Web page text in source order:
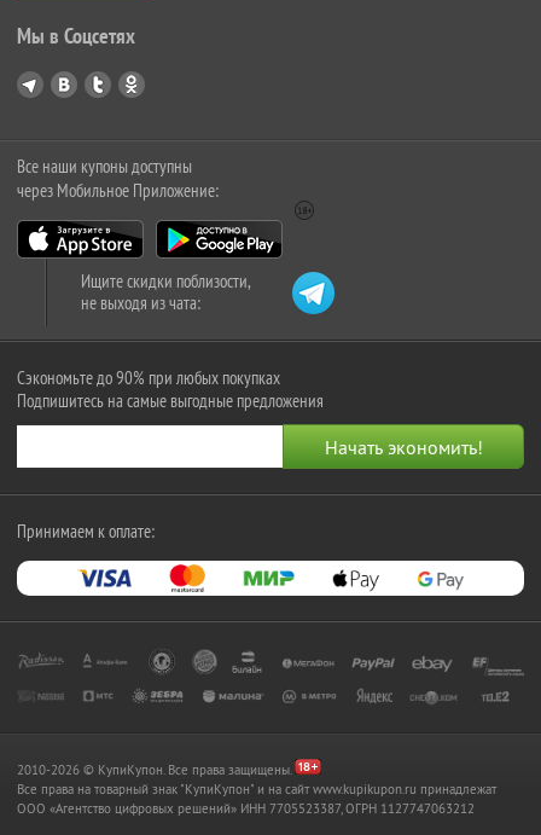
Мы в Соцсетях
Все наши купоны доступны
через Мобильное Приложение:
Ищите скидки поблизости,
не выходя из чата:
Сэкономьте до 90% при любых покупках
Подпишитесь на самые выгодные предложения
Принимаем к оплате:
2010-2026 © КупиКупон. Все права защищены.
Все права на товарный знак "КупиКупон" и на сайт www.kupikupon.ru принадлежат
OOO «Агентство цифровых решений» ИНН 7705523387, ОГРН 1127747063212